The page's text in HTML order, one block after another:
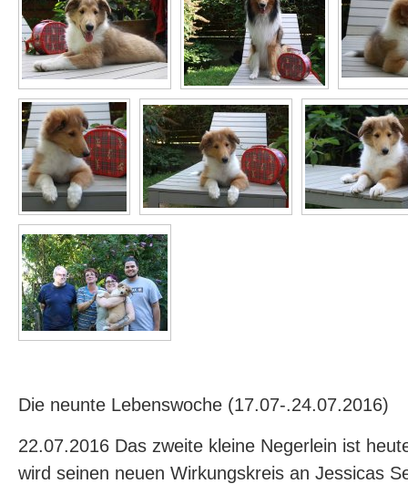
Die neunte Lebenswoche (17.07-.24.07.2016)
22.07.2016 Das zweite kleine Negerlein ist
wird seinen neuen Wirkungskreis an Jessicas